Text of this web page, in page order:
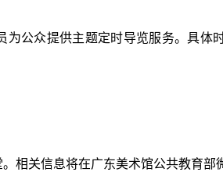
公众提供主题定时导览服务。具体
相关信息将在广东美术馆公共教育部